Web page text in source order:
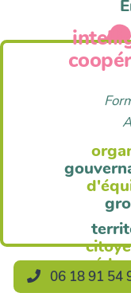
06 18 91 54